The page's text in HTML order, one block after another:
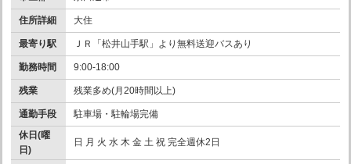
住所詳細 大住
最寄り駅 ＪＲ「松井山手駅」より無料送迎バスあり
勤務時間 9:00-18:00
残業 残業多め(月20時間以上)
通勤手段
駐車場・駐輪場完備
休日(曜
日)
日 月 火 水 木 金 土 祝 完全週休2日